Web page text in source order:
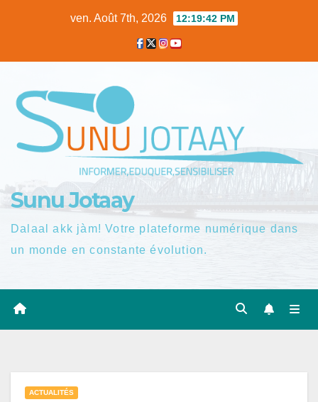
ven. Août 7th, 2026 12:19:43 PM
Sunu Jotaay
Dalaal akk jàm! Votre plateforme numérique dans
un monde en constante évolution.
ACTUALITÉS